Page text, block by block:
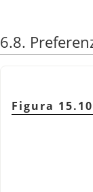
6.8.
Figura